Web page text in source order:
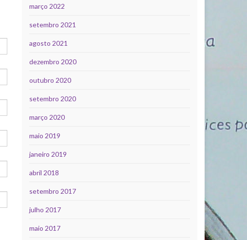
março 2022
setembro 2021
agosto 2021
dezembro 2020
outubro 2020
setembro 2020
março 2020
maio 2019
janeiro 2019
abril 2018
setembro 2017
julho 2017
maio 2017